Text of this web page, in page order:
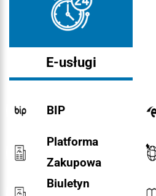
E-usługi
BIP
Platforma
Zakupowa
Biuletyn